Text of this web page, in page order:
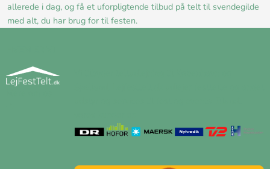
allerede i dag, og få et uforpligtende tilbud på telt til svendegilde
med alt, du har brug for til festen.